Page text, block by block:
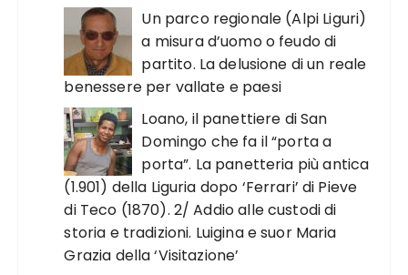
Un parco regionale (Alpi Liguri)
a misura d’uomo o feudo di
partito. La delusione di un reale
benessere per vallate e paesi
Loano, il panettiere di San
Domingo che fa il “porta a
porta”. La panetteria più antica
(1.901) della Liguria dopo ‘Ferrari’ di Pieve
di Teco (1870). 2/ Addio alle custodi di
storia e tradizioni. Luigina e suor Maria
Grazia della ‘Visitazione’